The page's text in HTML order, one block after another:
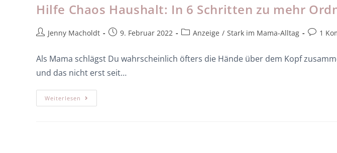
Hilfe Chaos Haushalt: In 6 Schritten zu mehr
Jenny Macholdt 9. Februar 2022 Anzeige / Stark im Mama-Alltag 1
Als Mama schlägst Du wahrscheinlich öfters die Hände über dem Kopf
und das nicht erst seit…
Weiterlesen